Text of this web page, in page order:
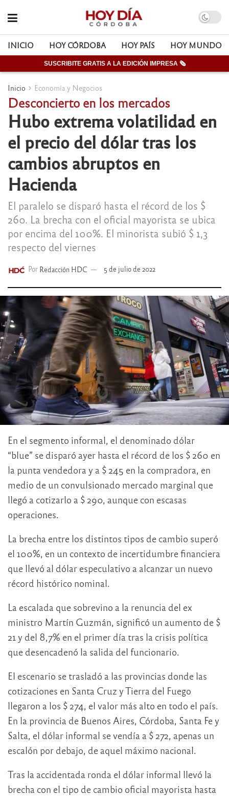
INICIO HOY CÓRDOBA HOY PAÍS HOY MUNDO
SUSCRIBITE GRATIS A LA EDICIÓN IMPRESA 🗞
Inicio Economía y Negocios
Desconcierto en los mercados
Hubo extrema volatilidad en
el precio del dólar tras los
cambios abruptos en
Hacienda
El paralelo se disparó hasta el récord de los $
260. La brecha con el oficial mayorista se ubica
por encima del 100%. El minorista subió $ 1,3
respecto del viernes
Por Redacción HDC 5 de julio de 2022
En el segmento informal, el denominado dólar
“blue” se disparó ayer hasta el récord de los $ 260 en
la punta vendedora y a $ 245 en la compradora, en
medio de un convulsionado mercado marginal que
llegó a cotizarlo a $ 290, aunque con escasas
operaciones.
La brecha entre los distintos tipos de cambio superó
el 100%, en un contexto de incertidumbre financiera
que llevó al dólar especulativo a alcanzar un nuevo
récord histórico nominal.
La escalada que sobrevino a la renuncia del ex
ministro Martín Guzmán, significó un aumento de $
21 y del 8,7% en el primer día tras la crisis política
que desencadenó la salida del funcionario.
El escenario se trasladó a las provincias donde las
cotizaciones en Santa Cruz y Tierra del Fuego
llegaron a los $ 274, el valor más alto en todo el país.
En la provincia de Buenos Aires, Córdoba, Santa Fe y
Salta, el dólar informal se vendía a $ 272, apenas un
escalón por debajo, de aquel máximo nacional.
Tras la accidentada ronda el dólar informal llevó la
brecha con el tipo de cambio oficial mayorista hasta